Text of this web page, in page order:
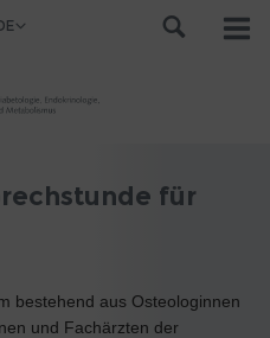
für
bestehend aus Osteologinnen
und Fachärzten der